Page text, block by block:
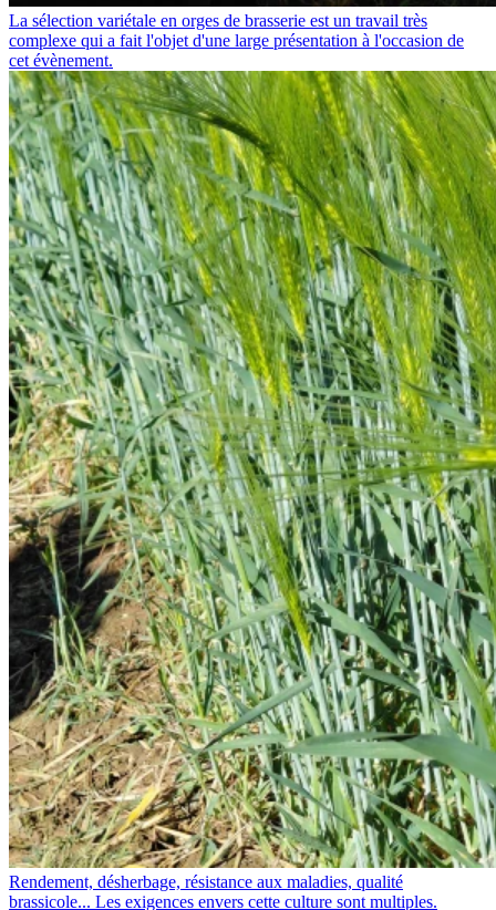
La sélection variétale en orges de brasserie est un travail très
complexe qui a fait l'objet d'une large présentation à l'occasion de
cet évènement.
Rendement, désherbage, résistance aux maladies, qualité
brassicole... Les exigences envers cette culture sont multiples.